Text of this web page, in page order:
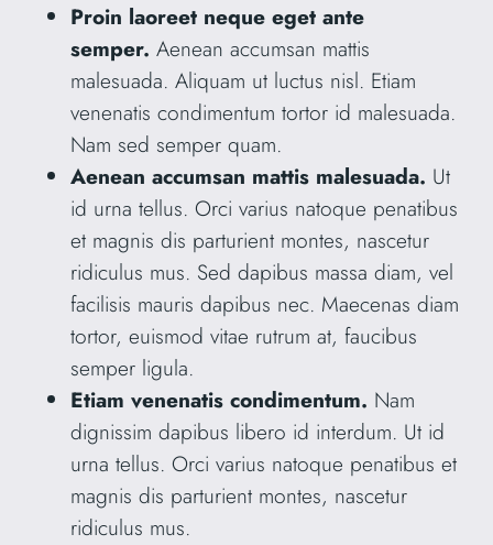
Proin laoreet neque eget ante
semper. Aenean accumsan mattis
malesuada. Aliquam ut luctus nisl. Etiam
venenatis condimentum tortor id malesuada.
Nam sed semper quam.
Aenean accumsan mattis malesuada. Ut
id urna tellus. Orci varius natoque penatibus
et magnis dis parturient montes, nascetur
ridiculus mus. Sed dapibus massa diam, vel
facilisis mauris dapibus nec. Maecenas diam
tortor, euismod vitae rutrum at, faucibus
semper ligula.
Etiam venenatis condimentum. Nam
dignissim dapibus libero id interdum. Ut id
urna tellus. Orci varius natoque penatibus et
magnis dis parturient montes, nascetur
ridiculus mus.